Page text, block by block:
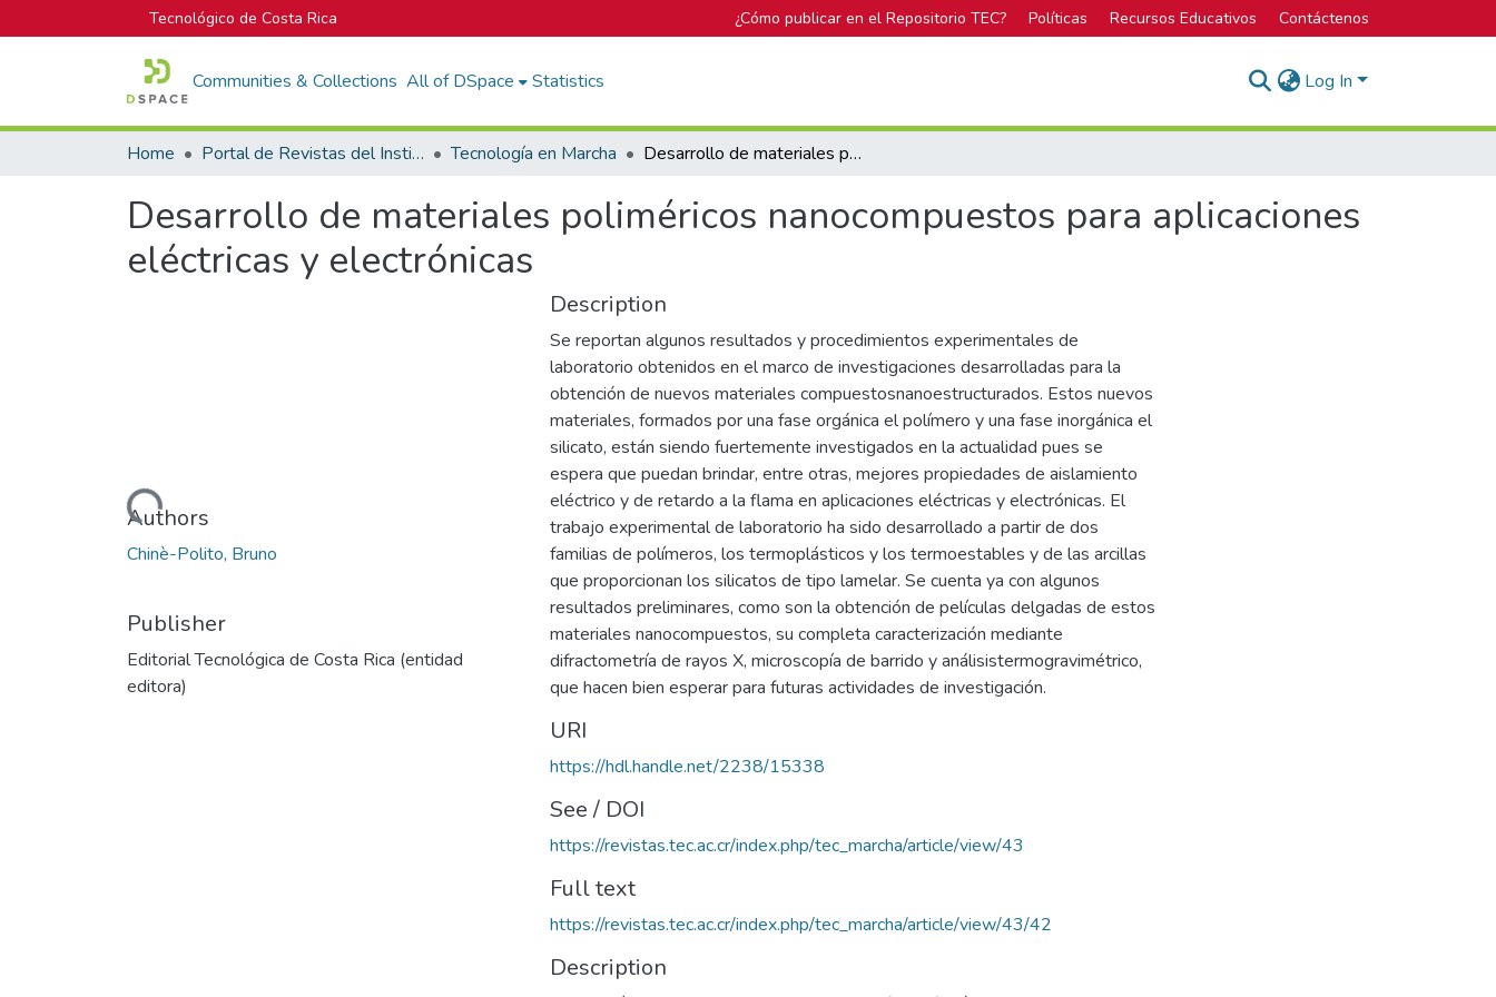
Tecnológico de Costa Rica ¿Cómo publicar en el Repositorio TEC? Políticas Recursos Educativos Contáctenos
Communities & Collections All of DSpace Statistics Log In
Home Portal de Revistas del Instituto Tecnológico de Costa Rica Tecnología en Marcha Desarrollo de materiales poliméricos nanocompuestos para aplicaciones eléctricas y electrónicas
Desarrollo de materiales poliméricos nanocompuestos para aplicaciones
eléctricas y electrónicas
Loading...
Authors
Chinè-Polito, Bruno
Publisher
Editorial Tecnológica de Costa Rica (entidad
editora)
Description
Se reportan algunos resultados y procedimientos experimentales de
laboratorio obtenidos en el marco de investigaciones desarrolladas para la
obtención de nuevos materiales compuestosnanoestructurados. Estos nuevos
materiales, formados por una fase orgánica el polímero y una fase inorgánica el
silicato, están siendo fuertemente investigados en la actualidad pues se
espera que puedan brindar, entre otras, mejores propiedades de aislamiento
eléctrico y de retardo a la flama en aplicaciones eléctricas y electrónicas. El
trabajo experimental de laboratorio ha sido desarrollado a partir de dos
familias de polímeros, los termoplásticos y los termoestables y de las arcillas
que proporcionan los silicatos de tipo lamelar. Se cuenta ya con algunos
resultados preliminares, como son la obtención de películas delgadas de estos
materiales nanocompuestos, su completa caracterización mediante
difractometría de rayos X, microscopía de barrido y análisistermogravimétrico,
que hacen bien esperar para futuras actividades de investigación.
URI
https://hdl.handle.net/2238/15338
See / DOI
https://revistas.tec.ac.cr/index.php/tec_marcha/article/view/43
Full text
https://revistas.tec.ac.cr/index.php/tec_marcha/article/view/43/42
Description